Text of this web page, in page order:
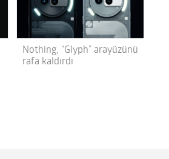
Nothing, “Glyph” arayüzünü
rafa kaldırdı